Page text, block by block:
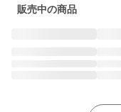
販売中の商品